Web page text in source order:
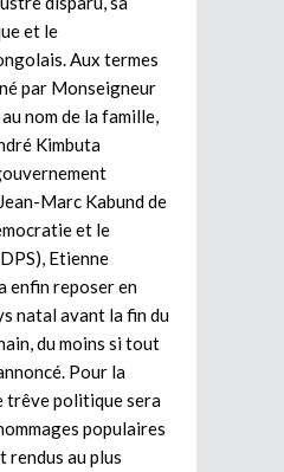
et le
Aux termes
par Monseigneur
nom de la famille,
Kimbuta
Marc Kabund de
et le
Etienne
enfin reposer en
natal avant la fin du
du moins si tout
Pour la
trêve politique sera
populaires
au plus